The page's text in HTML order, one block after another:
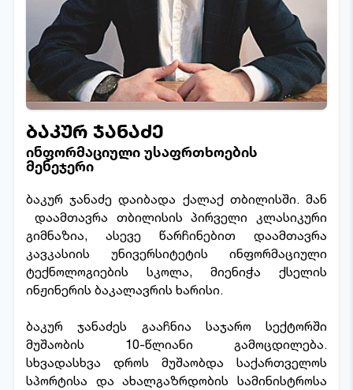
ბაკურ ჯანაძე
ინფორმაციული უსაფრთხოების
მენეჯერი
ბაკურ ჯანაძე დაიბადა ქალაქ თბილისში. მან
დაამთავრა თბილისის პირველი კლასიკური
გიმნაზია, ასევე წარჩინებით დაამთავრა
კავკასიის უნივერსიტეტის ინფორმაციული
ტექნოლოგიების სკოლა, მიენიჭა ქსელის
ინჟინერის ბაკალავრის ხარისი.
ბაკურ ჯანაძეს გააჩნია საჯარო სექტორში
მუშაობის 10-წლიანი გამოცდილება.
სხვადასხვა დროს მუშაობდა საქართველოს
სპორტისა და ახალგაზრდობის სამინისტროსა